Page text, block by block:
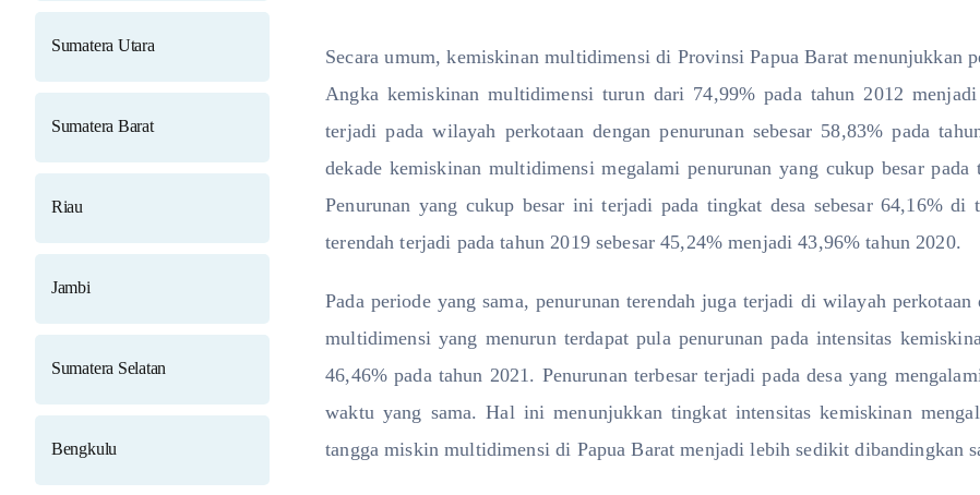
Sumatera Utara
Sumatera Barat
Riau
Jambi
Sumatera Selatan
Bengkulu
Secara umum, kemiskinan multidimensi di Provinsi Papua Barat menunjukkan
Angka kemiskinan multidimensi turun dari 74,99% pada tahun 2012
terjadi pada wilayah perkotaan dengan penurunan sebesar 58,83% pada
dekade kemiskinan multidimensi megalami penurunan yang cukup besar
Penurunan yang cukup besar ini terjadi pada tingkat desa sebesar 64,16%
terendah terjadi pada tahun 2019 sebesar 45,24% menjadi 43,96% tahun 2020.
Pada periode yang sama, penurunan terendah juga terjadi di wilayah
multidimensi yang menurun terdapat pula penurunan pada intensitas
46,46% pada tahun 2021. Penurunan terbesar terjadi pada desa yang
waktu yang sama. Hal ini menunjukkan tingkat intensitas kemiskinan
tangga miskin multidimensi di Papua Barat menjadi lebih sedikit dibandingkan